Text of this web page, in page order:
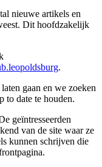
nieuwe artikels en
Dit hoofdzakelijk
.
gaan en we zoeken
to date te houden.
geïntresseerden
van de site waar ze
kunnen schrijven die